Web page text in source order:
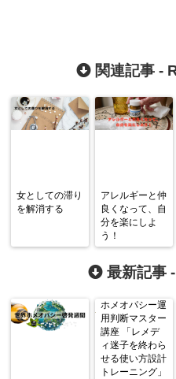
関連記事 -
女としての滞り
を解消する
アレルギーと仲
良くなって、自
分を楽にしよ
う！
最新記事 -
ホメオパシー運
用判断マスター
講座 「レメデ
ィ迷子を終わら
せる使い方設計
トレーニング」